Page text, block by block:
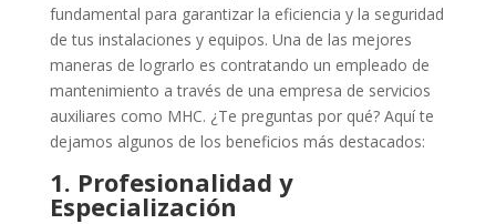
fundamental para garantizar la eficiencia y la seguridad
de tus instalaciones y equipos. Una de las mejores
maneras de lograrlo es contratando un empleado de
mantenimiento a través de una empresa de servicios
auxiliares como MHC. ¿Te preguntas por qué? Aquí te
dejamos algunos de los beneficios más destacados:
1. Profesionalidad y
Especialización